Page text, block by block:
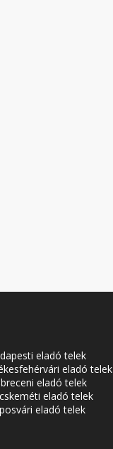
eladó telek
eladó telek
eladó telek
eladó telek
eladó telek